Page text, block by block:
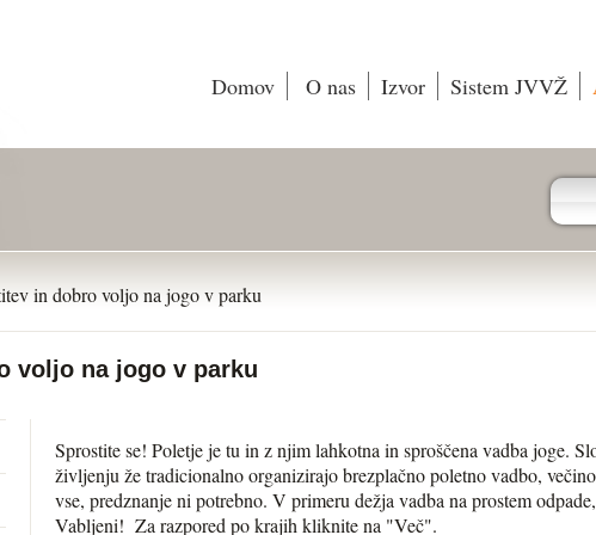
Domov O nas Izvor Sistem JVVŽ
in dobro voljo na jogo v parku
voljo na jogo v parku
Sprostite se! Poletje je tu in z njim lahkotna in sproščena vadba joge.
življenju že tradicionalno organizirajo brezplačno poletno vadbo,
vse, predznanje ni potrebno. V primeru dežja vadba na prostem
Vabljeni! Za razpored po krajih kliknite na "Več".